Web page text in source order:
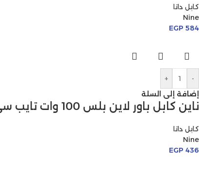
كابل داتا
Nine
EGP 584
-
+
إضافة إلى السلة
ناين كابل باور لاين بلس 100 وات تايب سي إلى تايب سي
كابل داتا
Nine
EGP 436